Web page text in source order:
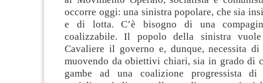
occorre oggi: una sinistra popolare, che sia
e di lotta. C’è bisogno di una
coalizzabile. Il popolo della sinistra
Cavaliere il governo e, dunque, necessita
muovendo da obiettivi chiari, sia in grado di
gambe ad una coalizione progressista